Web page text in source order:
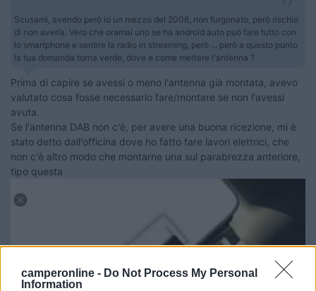
camperonline - Do Not Process My Personal
Information
Scusami, avendo però io un mezzo del 2006, non furgonato, però rischio
di non averla. Vero che oramai uno se ha android auto può fare tutto con
lo smartphone e sentire la radio in streaming, però ... però a questo punto
la tua domanda torna verde, dove e come mettere l'antenna ?
Prima di capire se avessi o meno l'antenna già montata, avevo
valutato cosa fosse necessario fare/montare se non l'avessi
avuta.
Se l'antenna DAB non c'è, per avere una buona ricezione, mi è
stato detto dall'officina dove ho fatto fare lavori elettrici, che
non c'è altro modo che montarne una sul parabrezza anteriore,
tipo questa